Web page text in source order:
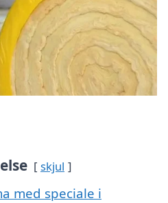
skjul
med speciale i